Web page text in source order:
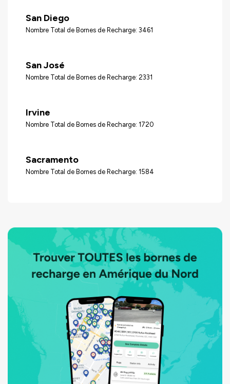
San Diego
Nombre Total de Bornes de Recharge: 3461
San José
Nombre Total de Bornes de Recharge: 2331
Irvine
Nombre Total de Bornes de Recharge: 1720
Sacramento
Nombre Total de Bornes de Recharge: 1584